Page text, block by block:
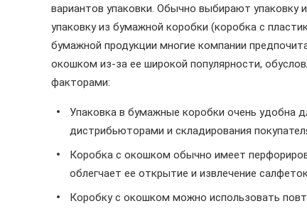
вариантов упаковки. Обычно выбирают упаковку
упаковку из бумажной коробки (коробка с
бумажной продукции многие компании
окошком из-за ее широкой популярности,
факторами:
Упаковка в бумажные коробки очень удобна
дистрибьюторами и складирования
Коробка с окошком обычно имеет
облегчает ее открытие и извлечение
Коробку с окошком можно использовать